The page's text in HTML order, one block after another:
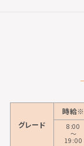
グレード
時給※
8:00
〜
19:00